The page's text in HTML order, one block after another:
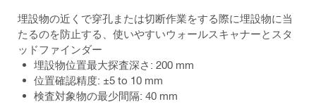
埋設物の近くで穿孔または切断作業をする際に埋設物に当
たるのを防止する、使いやすいウォールスキャナーとスタ
ッドファインダー
埋設物位置最大探査深さ: 200 mm
位置確認精度: ±5 to 10 mm
検査対象物の最少間隔: 40 mm